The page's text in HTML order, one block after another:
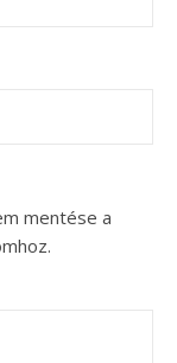
mentése a